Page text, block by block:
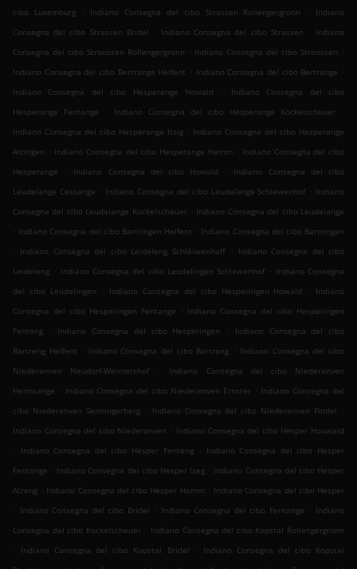
cibo Luxemburg
. Indiano Consegna del cibo Strassen Rollengergronn .
Indiano
Consegna del cibo Strassen Bridel
. Indiano Consegna del cibo Strassen . Indiano
Consegna del cibo Stroossen Rollengergronn . Indiano Consegna del cibo Stroossen .
Indiano Consegna del cibo Bertrange Helfent . Indiano Consegna del cibo Bertrange .
Indiano Consegna del cibo Hesperange Howald
.
Indiano Consegna del cibo
Hesperange Fentange
. Indiano Consegna del cibo Hesperange Kockelscheuer
.
Indiano Consegna del cibo Hesperange Itzig . Indiano Consegna del cibo Hesperange
Alzingen . Indiano Consegna del cibo Hesperange Hamm . Indiano Consegna del cibo
Hesperange
. Indiano Consegna del cibo Howald .
Indiano Consegna del cibo
Leudelange Cessange . Indiano Consegna del cibo Leudelange Schlewenhof . Indiano
Consegna del cibo Leudelange Kockelscheuer . Indiano Consegna del cibo Leudelange
. Indiano Consegna del cibo Bartringen Helfent . Indiano Consegna del cibo Bartringen
. Indiano Consegna del cibo Leideleng Schléiwenhaff . Indiano Consegna del cibo
Leideleng . Indiano Consegna del cibo Leudelingen Schlewenhof . Indiano Consegna
del cibo Leudelingen
. Indiano Consegna del cibo Hesperingen Howald . Indiano
Consegna del cibo Hesperingen Fentange
. Indiano Consegna del cibo Hesperingen
Fenteng
. Indiano Consegna del cibo Hesperingen .
Indiano Consegna del cibo
Bartreng Helfent . Indiano Consegna del cibo Bartreng . Indiano Consegna del cibo
Niederanven Neudorf-Weimershof
.
Indiano Consegna del cibo Niederanven
Helmsange . Indiano Consegna del cibo Niederanven Ernster . Indiano Consegna del
cibo Niederanven Senningerberg . Indiano Consegna del cibo Niederanven Findel
.
Indiano Consegna del cibo Niederanven . Indiano Consegna del cibo Hesper Houwald
. Indiano Consegna del cibo Hesper Fenteng . Indiano Consegna del cibo Hesper
Fentange . Indiano Consegna del cibo Hesper Izeg . Indiano Consegna del cibo Hesper
Alzeng . Indiano Consegna del cibo Hesper Hamm . Indiano Consegna del cibo Hesper
. Indiano Consegna del cibo Bridel . Indiano Consegna del cibo Fentange . Indiano
Consegna del cibo Kockelscheuer . Indiano Consegna del cibo Kopstal Rollengergronn
. Indiano Consegna del cibo Kopstal Bridel . Indiano Consegna del cibo Kopstal